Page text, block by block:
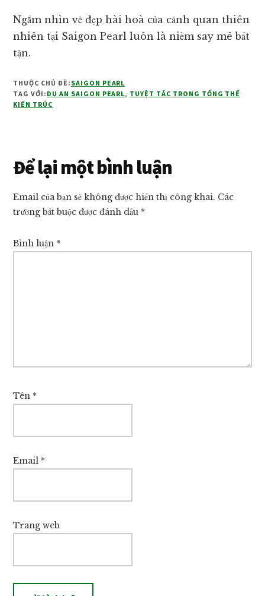
Ngắm nhìn vẻ đẹp hài hoà của cảnh quan thiên
nhiên tại Saigon Pearl luôn là niềm say mê bất
tận.
THUỘC CHỦ ĐỀ: SAIGON PEARL
TAG VỚI: DU AN SAIGON PEARL, TUYỆT TÁC TRONG TỔNG THỂ
KIẾN TRÚC
Reader
Interactions
Để lại một bình luận
Email của bạn sẽ không được hiển thị công khai. Các
trường bắt buộc được đánh dấu *
Bình luận *
Tên *
Email *
Trang web